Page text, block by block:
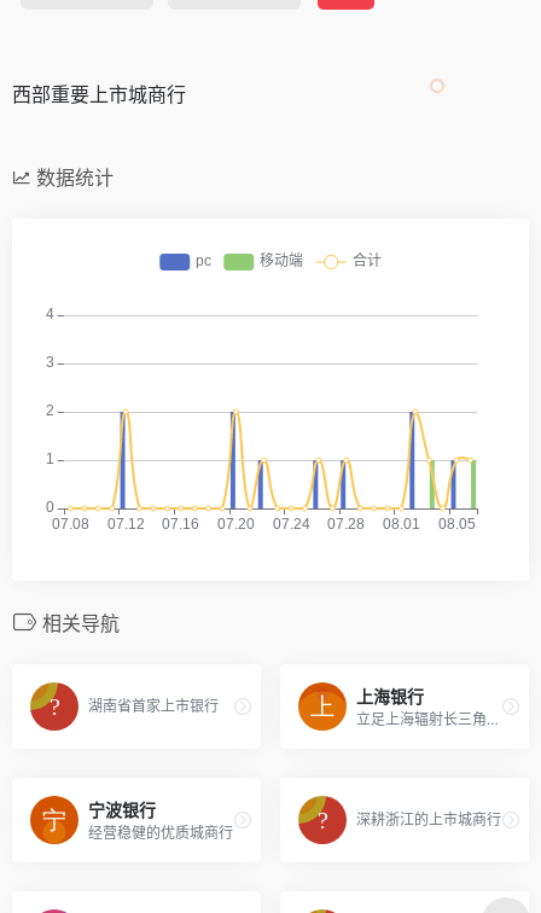
西部重要上市城商行
数据统计
相关导航
湖南省首家上市银行 上海银行
立足上海辐射长三角的城商行
宁波银行
经营稳健的优质城商行
深耕浙江的上市城商行